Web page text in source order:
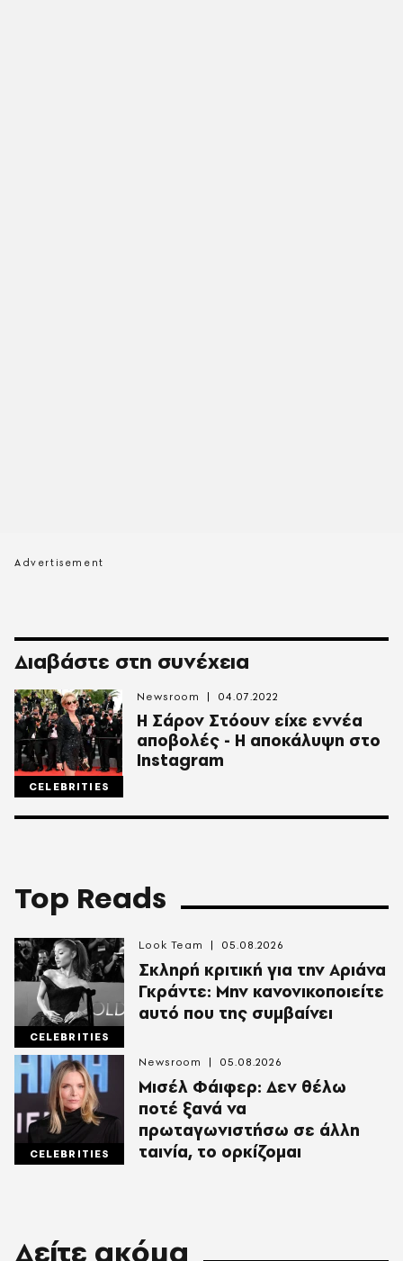
Διαβάστε στη συνέχεια
CELEBRITIES
Η Σάρον Στόουν είχε εννέα
αποβολές - Η αποκάλυψη στο
Instagram
Newsroom 04.07.2022
Top Reads
CELEBRITIES
Σκληρή κριτική για την Αριάνα
Γκράντε: Μην κανονικοποιείτε
αυτό που της συμβαίνει
Look Team 05.08.2026
CELEBRITIES
Μισέλ Φάιφερ: Δεν θέλω
ποτέ ξανά να
πρωταγωνιστήσω σε άλλη
ταινία, το ορκίζομαι
Newsroom 05.08.2026
Δείτε ακόμα